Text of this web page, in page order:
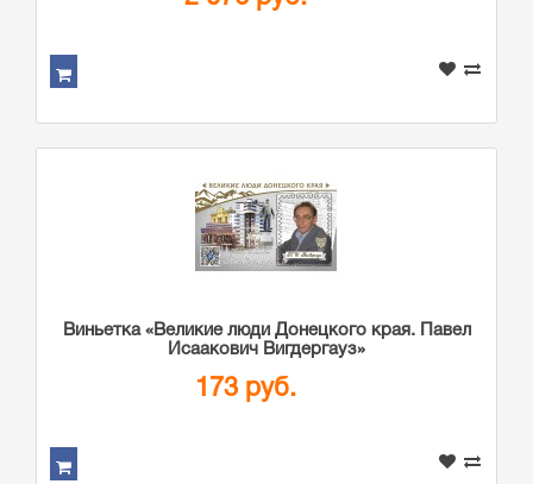
Виньетка «Великие люди Донецкого края. Павел
Исаакович Вигдергауз»
173 руб.